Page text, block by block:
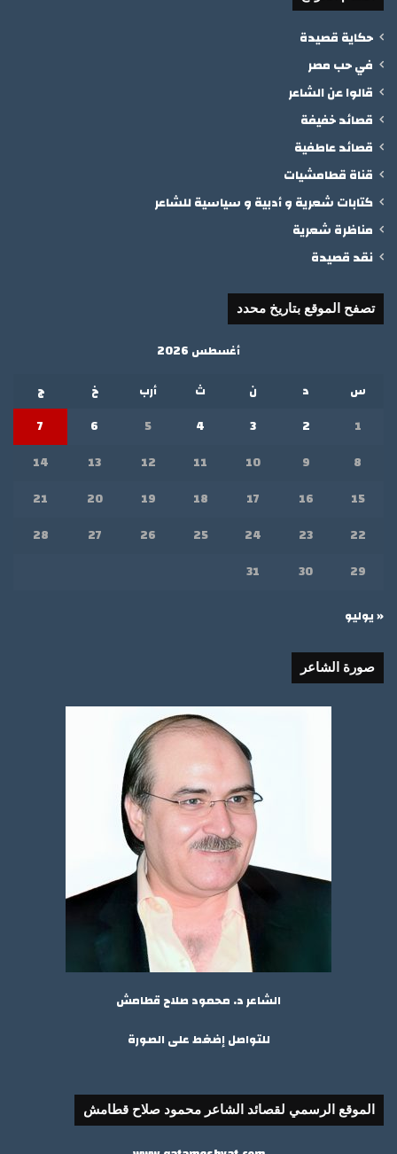
حكاية قصيدة
في حب مصر
قالوا عن الشاعر
قصائد خفيفة
قصائد عاطفية
قناة قطامشيات
كتابات شعرية و أدبية و سياسية للشاعر
مناظرة شعرية
نقد قصيدة
تصفح الموقع بتاريخ محدد
أغسطس 2026
س
د ن ث أرب خ
ج
1
2
3
4
5
6
7
8
9
10
11
12
13
14
15
16
17
18
19
20
21
22
23
24
25
26
27
28
29
30
31
« يوليو
صورة الشاعر
الشاعر د. محمود صلاح قطامش
للتواصل إضغط على الصورة
الموقع الرسمي لقصائد الشاعر محمود صلاح قطامش